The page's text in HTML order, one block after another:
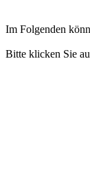
Im Folgenden
Bitte klicken Sie